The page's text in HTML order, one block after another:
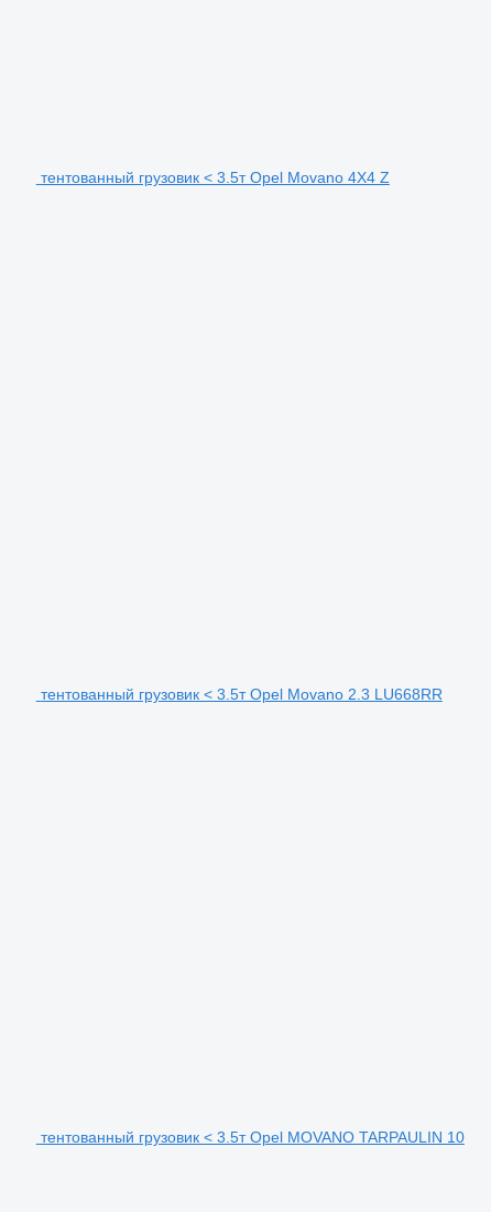
тентованный грузовик < 3.5т Opel Movano 4X4 Z
тентованный грузовик < 3.5т Opel Movano 2.3 LU668RR
тентованный грузовик < 3.5т Opel MOVANO TARPAULIN 10